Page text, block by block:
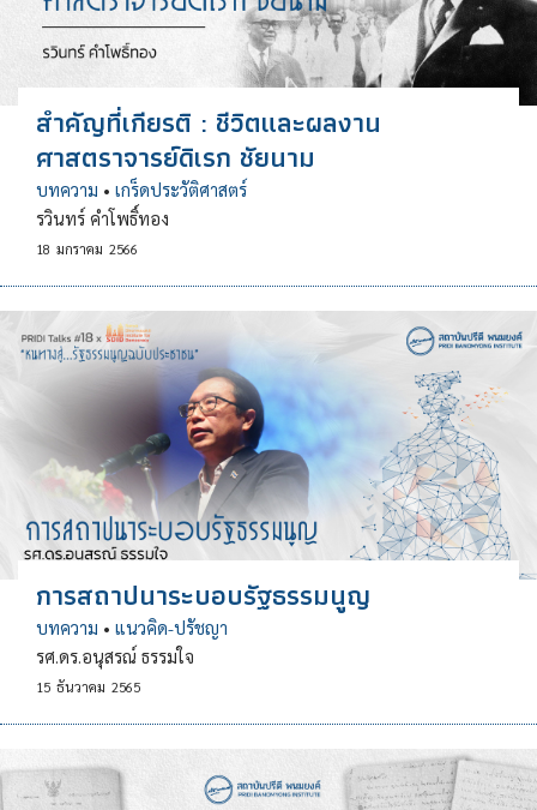
สำคัญที่เกียรติ : ชีวิตและผลงาน
ศาสตราจารย์ดิเรก ชัยนาม
บทความ • เกร็ดประวัติศาสตร์
รวินทร์ คำโพธิ์ทอง
18 มกราคม 2566
การสถาปนาระบอบรัฐธรรมนูญ
บทความ • แนวคิด-ปรัชญา
รศ.ดร.อนุสรณ์ ธรรมใจ
15 ธันวาคม 2565